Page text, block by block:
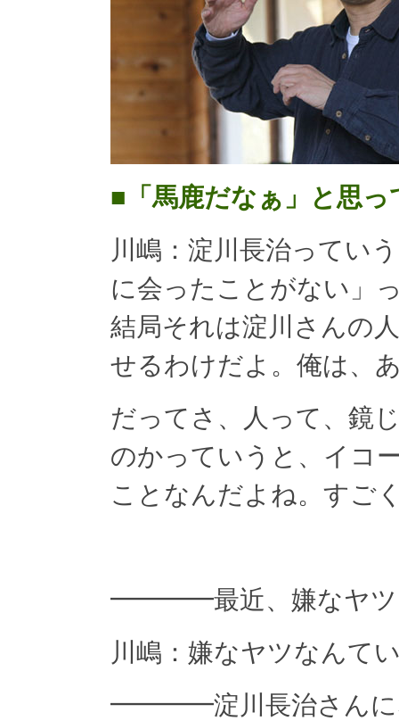
■「馬鹿だなぁ」と思
川嶋：淀川長治ってい
に会ったことがない」
結局それは淀川さんの
せるわけだよ。俺は、
だってさ、人って、鏡
のかっていうと、イコ
ことなんだよね。すご
━━━━最近、嫌なヤツ
川嶋：嫌なヤツなんて
━━━━淀川長治さんに